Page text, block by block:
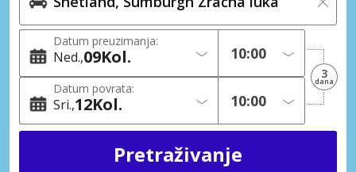
Datum preuzimanja:
Ned. 09Kol.
Datum povrata:
Sri. 12Kol.
3
dana